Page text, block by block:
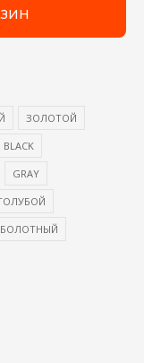
ЗОЛОТОЙ
BLACK
GRAY
БОЛОТНЫЙ